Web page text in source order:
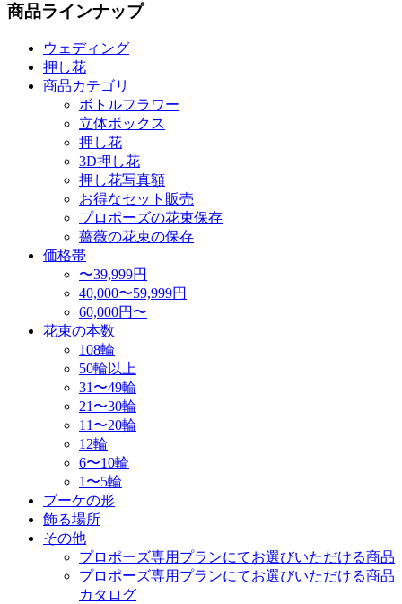
商品ラインナップ
ウェディング
押し花
商品カテゴリ
ボトルフラワー
立体ボックス
押し花
3D押し花
押し花写真額
お得なセット販売
プロポーズの花束保存
薔薇の花束の保存
価格帯
〜39,999円
40,000〜59,999円
60,000円〜
花束の本数
108輪
50輪以上
31〜49輪
21〜30輪
11〜20輪
12輪
6〜10輪
1〜5輪
ブーケの形
飾る場所
その他
プロポーズ専用プランにてお選びいただける商品
プロポーズ専用プランにてお選びいただける商品
カタログ